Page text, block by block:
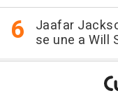
Jaafar
se une a Will